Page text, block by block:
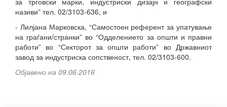
називи” тел. 02/3103-636, и
- Лилјана Марковска, “Самостоен референт за упатување
на граѓани/странки” во “Одделението за општи и правни
работи” во “Секторот за општи работи” во Државниот
завод за индустриска сопственост, тел. 02/3103-600.
Објавено на 09.06.2016